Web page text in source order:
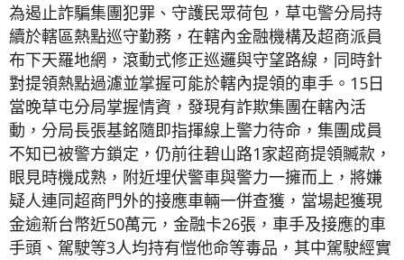
為遏止詐騙集團犯罪、守護民眾荷包，草屯警分局持
續於轄區熱點巡守勤務，在轄內金融機構及超商派員
布下天羅地網，滾動式修正巡邏與守望路線，同時針
對提領熱點過濾並掌握可能於轄內提領的車手。15日
當晚草屯分局掌握情資，發現有詐欺集團在轄內活
動，分局長張基銘隨即指揮線上警力待命，集團成員
不知已被警方鎖定，仍前往碧山路1家超商提領贓款，
眼見時機成熟，附近埋伏警車與警力一擁而上，將嫌
疑人連同超商門外的接應車輛一併查獲，當場起獲現
金逾新台幣近50萬元，金融卡26張，車手及接應的車
手頭、駕駛等3人均持有愷他命等毒品，其中駕駛經實